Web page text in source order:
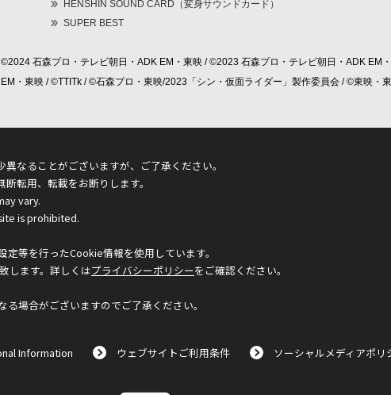
HENSHIN SOUND CARD（変身サウンドカード）
SUPER BEST
石森プロ・テレビ朝日・ADK EM・東映 / ©2023 石森プロ・テレビ朝日・ADK EM
・東映 / ©TTITk / ©石森プロ・東映/2023「シン・仮面ライダー」製作委員会 / ©東映・
なることがございますが、ご了承ください。
転用、転載をお断りします。
vary.
is prohibited.
等を行ったCookie情報を使用しています。
します。詳しくはプライバシーポリシーをご確認ください。
場合がございますのでご了承ください。
Information ウェブサイトご利用条件 ソーシャルメディアポリ